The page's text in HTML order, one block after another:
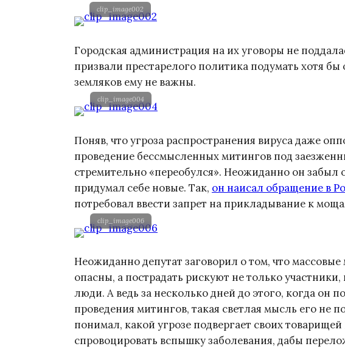
clip_image002
Городская администрация на их уговоры не
призвали престарелого политика подумать хотя бы
земляков ему не важны.
clip_image004
Поняв, что угроза распространения вируса даже
проведение бессмысленных митингов под
стремительно «переобулся». Неожиданно он забыл
придумал себе новые. Так, он наисал обращение в
потребовал ввести запрет на прикладывание к
clip_image006
Неожиданно депутат заговорил о том, что
опасны, а пострадать рискуют не только
люди. А ведь за несколько дней до этого, когда он
проведения митингов, такая светлая мысль его не
понимал, какой угрозе подвергает своих
спровоцировать вспышку заболевания, дабы